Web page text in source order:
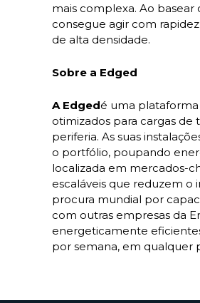
mais complexa. Ao
consegue agir com
de alta densidade.
Sobre a Edged
A Edgedé uma
otimizados para cargas
periferia. As suas
o portfólio, poupando
localizada em mercados-
escaláveis que reduzem
procura mundial por
com outras empresas da
energeticamente
por semana, em qualquer